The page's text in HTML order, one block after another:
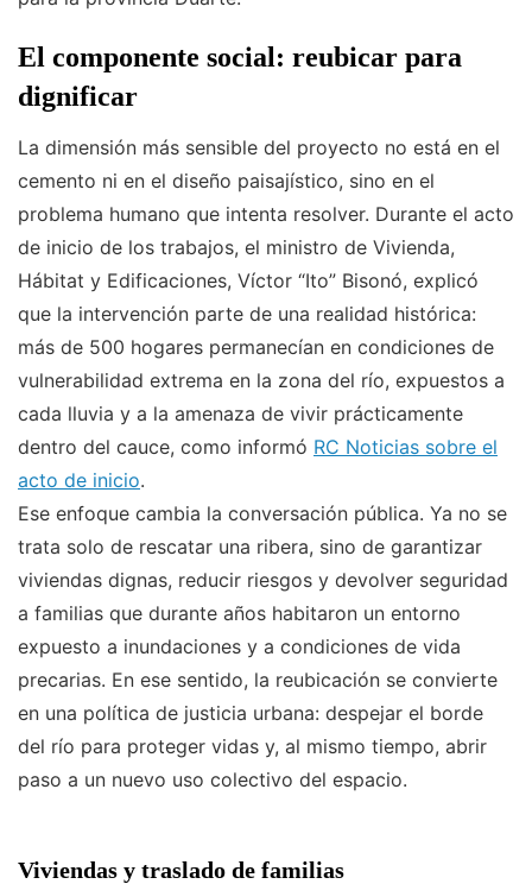
El componente social: reubicar para
dignificar
La dimensión más sensible del proyecto no está en el
cemento ni en el diseño paisajístico, sino en el
problema humano que intenta resolver. Durante el acto
de inicio de los trabajos, el ministro de Vivienda,
Hábitat y Edificaciones, Víctor “Ito” Bisonó, explicó
que la intervención parte de una realidad histórica:
más de 500 hogares permanecían en condiciones de
vulnerabilidad extrema en la zona del río, expuestos a
cada lluvia y a la amenaza de vivir prácticamente
dentro del cauce, como informó RC Noticias sobre el
acto de inicio.
Ese enfoque cambia la conversación pública. Ya no se
trata solo de rescatar una ribera, sino de garantizar
viviendas dignas, reducir riesgos y devolver seguridad
a familias que durante años habitaron un entorno
expuesto a inundaciones y a condiciones de vida
precarias. En ese sentido, la reubicación se convierte
en una política de justicia urbana: despejar el borde
del río para proteger vidas y, al mismo tiempo, abrir
paso a un nuevo uso colectivo del espacio.
Viviendas y traslado de familias